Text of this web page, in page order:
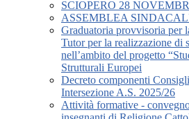
SCIOPERO 28
ASSEMBLEA
Graduatoria provvisoria per
Tutor per la realizzazione di
nell’ambito del progetto
Strutturali Europei
Decreto componenti
Intersezione A.S. 2025/26
Attività formative -